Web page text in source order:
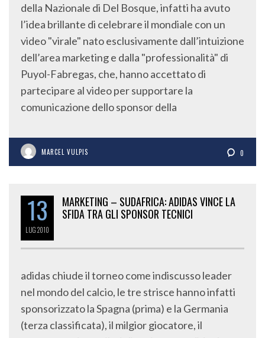
della Nazionale di Del Bosque, infatti ha avuto
l’idea brillante di celebrare il mondiale con un
video "virale" nato esclusivamente dall’intuizione
dell’area marketing e dalla "professionalità" di
Puyol-Fabregas, che, hanno accettato di
partecipare al video per supportare la
comunicazione dello sponsor della
MARCEL VULPIS 0
13
LUG2010
MARKETING – SUDAFRICA: ADIDAS VINCE LA
SFIDA TRA GLI SPONSOR TECNICI
adidas chiude il torneo come indiscusso leader
nel mondo del calcio, le tre strisce hanno infatti
sponsorizzato la Spagna (prima) e la Germania
(terza classificata), il milgior giocatore, il